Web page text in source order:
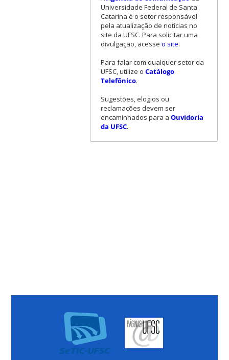
Universidade Federal de Santa
Catarina é o setor responsável
pela atualização de notícias no
site da UFSC. Para solicitar uma
divulgação, acesse o site.
Para falar com qualquer setor da
UFSC, utilize o Catálogo
Telefônico.
Sugestões, elogios ou
reclamações devem ser
encaminhados para a Ouvidoria
da UFSC.